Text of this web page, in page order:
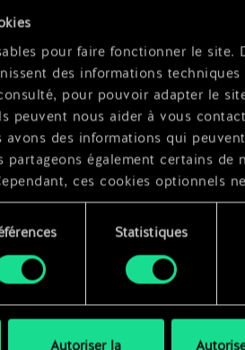
pour faire fonctionner le site.
des informations techniques
pour pouvoir adapter le
peuvent nous aider à vous
avons des informations qui
partageons également certains de
ces cookies optionnels
permission.
dans le menu "Paramètres" ci-
Statistiques